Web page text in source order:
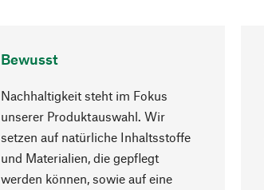
Bewusst
Nachhaltigkeit steht im Fokus
unserer Produktauswahl. Wir
setzen auf natürliche Inhaltsstoffe
und Materialien, die gepflegt
werden können, sowie auf eine